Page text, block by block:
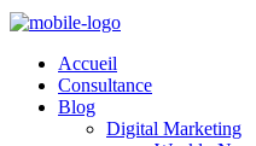
Accueil
Consultance
Blog
Digital Marketing